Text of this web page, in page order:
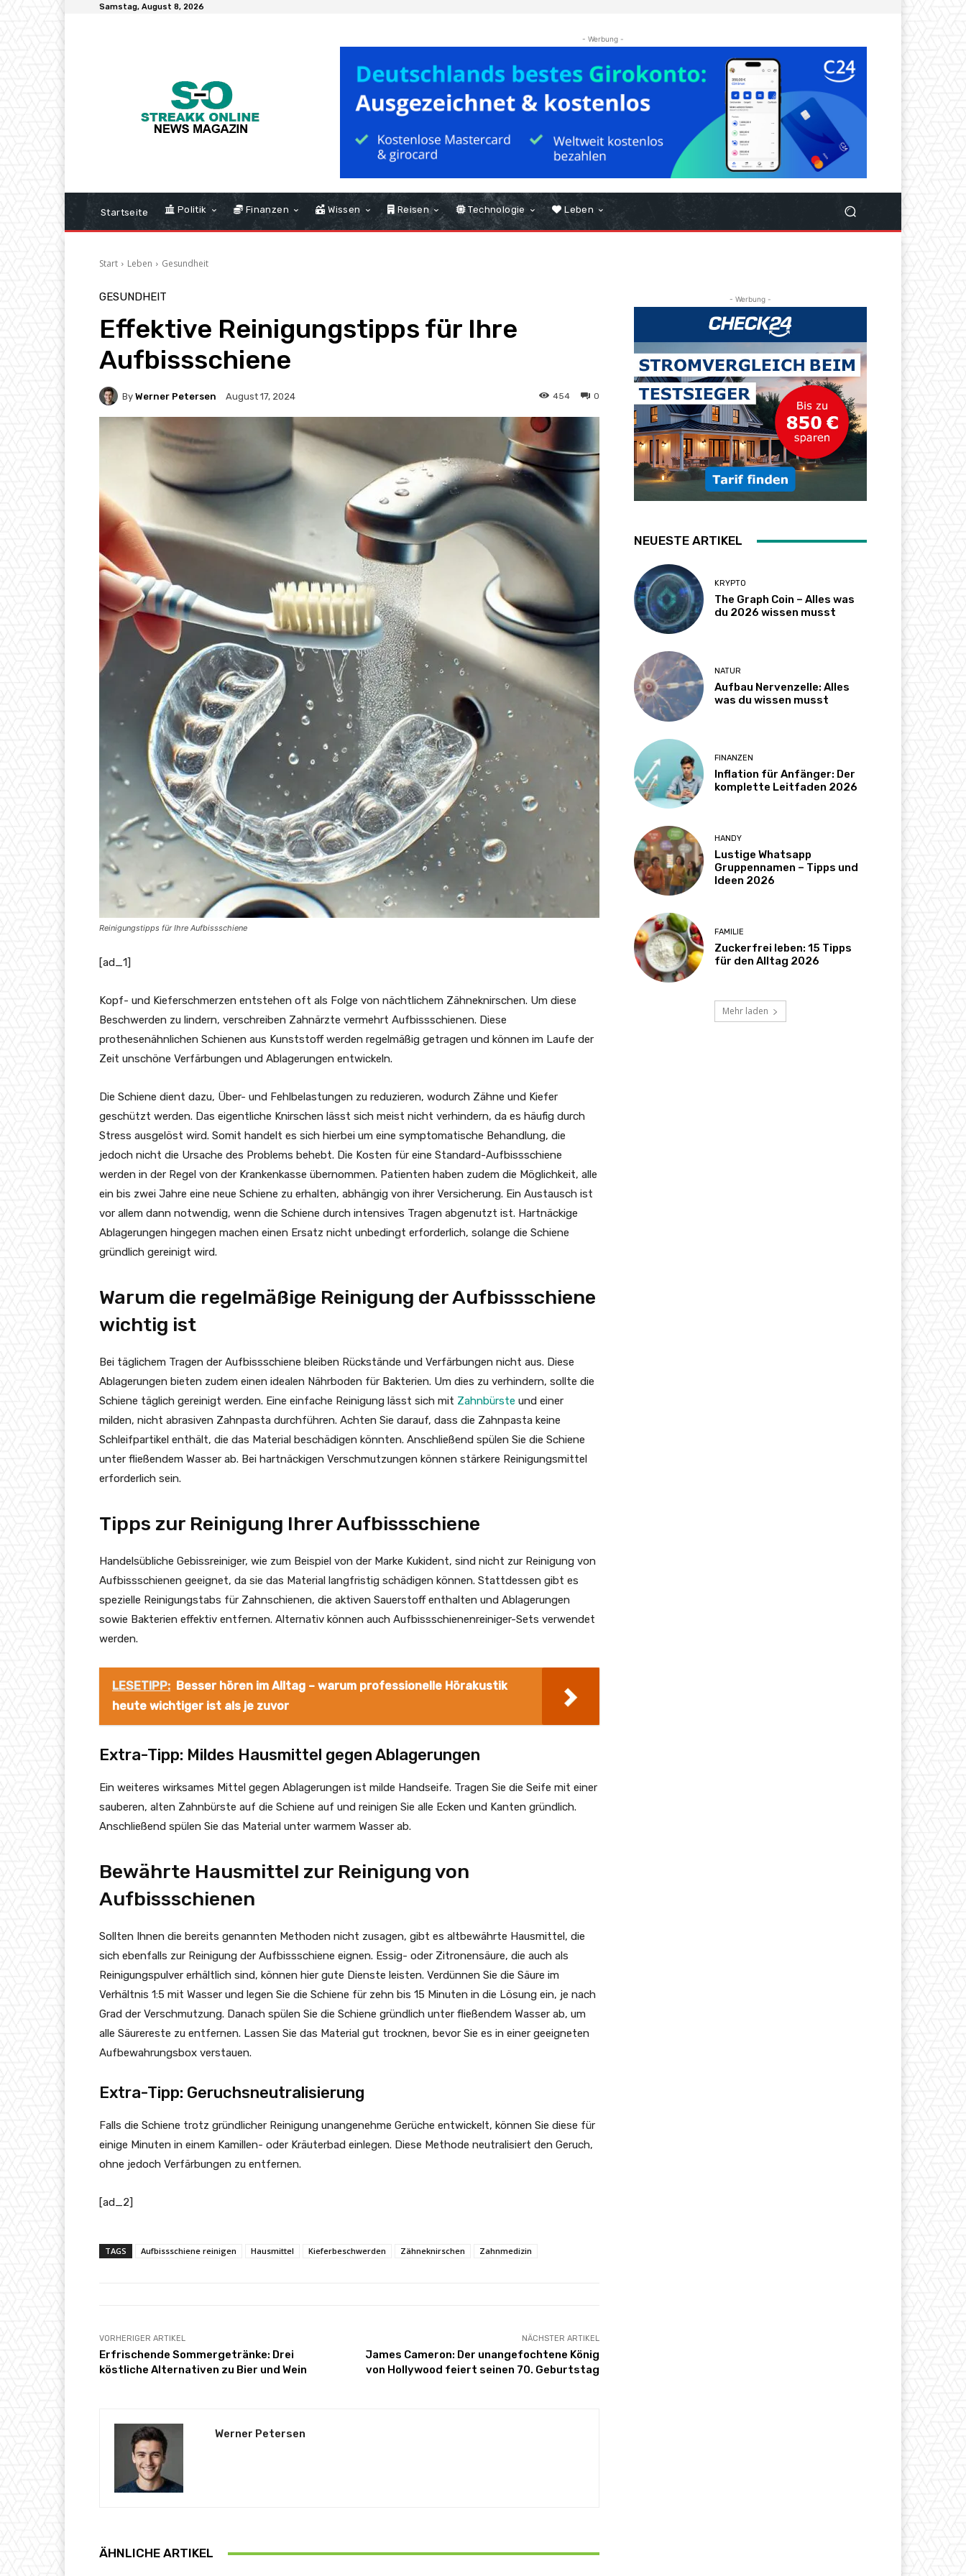
Samstag, August 8, 2026
- Werbung -
Startseite Politik Finanzen Wissen Reisen Technologie Leben
Start Leben Gesundheit
GESUNDHEIT
Effektive Reinigungstipps für Ihre
Aufbissschiene
By Werner Petersen August 17, 2024 0
454
Reinigungstipps für Ihre Aufbissschiene
[ad_1]
Kopf- und Kieferschmerzen entstehen oft als Folge von nächtlichem Zähneknirschen. Um diese
Beschwerden zu lindern, verschreiben Zahnärzte vermehrt Aufbissschienen. Diese
prothesenähnlichen Schienen aus Kunststoff werden regelmäßig getragen und können im Laufe der
Zeit unschöne Verfärbungen und Ablagerungen entwickeln.
Die Schiene dient dazu, Über- und Fehlbelastungen zu reduzieren, wodurch Zähne und Kiefer
geschützt werden. Das eigentliche Knirschen lässt sich meist nicht verhindern, da es häufig durch
Stress ausgelöst wird. Somit handelt es sich hierbei um eine symptomatische Behandlung, die
jedoch nicht die Ursache des Problems behebt. Die Kosten für eine Standard-Aufbissschiene
werden in der Regel von der Krankenkasse übernommen. Patienten haben zudem die Möglichkeit, alle
ein bis zwei Jahre eine neue Schiene zu erhalten, abhängig von ihrer Versicherung. Ein Austausch ist
vor allem dann notwendig, wenn die Schiene durch intensives Tragen abgenutzt ist. Hartnäckige
Ablagerungen hingegen machen einen Ersatz nicht unbedingt erforderlich, solange die Schiene
gründlich gereinigt wird.
Warum die regelmäßige Reinigung der Aufbissschiene
wichtig ist
Bei täglichem Tragen der Aufbissschiene bleiben Rückstände und Verfärbungen nicht aus. Diese
Ablagerungen bieten zudem einen idealen Nährboden für Bakterien. Um dies zu verhindern, sollte die
Schiene täglich gereinigt werden. Eine einfache Reinigung lässt sich mit Zahnbürste und einer
milden, nicht abrasiven Zahnpasta durchführen. Achten Sie darauf, dass die Zahnpasta keine
Schleifpartikel enthält, die das Material beschädigen könnten. Anschließend spülen Sie die Schiene
unter fließendem Wasser ab. Bei hartnäckigen Verschmutzungen können stärkere Reinigungsmittel
erforderlich sein.
Tipps zur Reinigung Ihrer Aufbissschiene
Handelsübliche Gebissreiniger, wie zum Beispiel von der Marke Kukident, sind nicht zur Reinigung von
Aufbissschienen geeignet, da sie das Material langfristig schädigen können. Stattdessen gibt es
spezielle Reinigungstabs für Zahnschienen, die aktiven Sauerstoff enthalten und Ablagerungen
sowie Bakterien effektiv entfernen. Alternativ können auch Aufbissschienenreiniger-Sets verwendet
werden.
LESETIPP: Besser hören im Alltag – warum professionelle Hörakustik
heute wichtiger ist als je zuvor
Extra-Tipp: Mildes Hausmittel gegen Ablagerungen
Ein weiteres wirksames Mittel gegen Ablagerungen ist milde Handseife. Tragen Sie die Seife mit einer
sauberen, alten Zahnbürste auf die Schiene auf und reinigen Sie alle Ecken und Kanten gründlich.
Anschließend spülen Sie das Material unter warmem Wasser ab.
Bewährte Hausmittel zur Reinigung von
Aufbissschienen
Sollten Ihnen die bereits genannten Methoden nicht zusagen, gibt es altbewährte Hausmittel, die
sich ebenfalls zur Reinigung der Aufbissschiene eignen. Essig- oder Zitronensäure, die auch als
Reinigungspulver erhältlich sind, können hier gute Dienste leisten. Verdünnen Sie die Säure im
Verhältnis 1:5 mit Wasser und legen Sie die Schiene für zehn bis 15 Minuten in die Lösung ein, je nach
Grad der Verschmutzung. Danach spülen Sie die Schiene gründlich unter fließendem Wasser ab, um
alle Säurereste zu entfernen. Lassen Sie das Material gut trocknen, bevor Sie es in einer geeigneten
Aufbewahrungsbox verstauen.
Extra-Tipp: Geruchsneutralisierung
Falls die Schiene trotz gründlicher Reinigung unangenehme Gerüche entwickelt, können Sie diese für
einige Minuten in einem Kamillen- oder Kräuterbad einlegen. Diese Methode neutralisiert den Geruch,
ohne jedoch Verfärbungen zu entfernen.
[ad_2]
TAGS Aufbissschiene reinigen Hausmittel Kieferbeschwerden Zähneknirschen Zahnmedizin
VORHERIGER ARTIKEL
Erfrischende Sommergetränke: Drei
köstliche Alternativen zu Bier und Wein
NÄCHSTER ARTIKEL
James Cameron: Der unangefochtene König
von Hollywood feiert seinen 70. Geburtstag
Werner Petersen
ÄHNLICHE ARTIKEL
- Werbung -
NEUESTE ARTIKEL
KRYPTO
The Graph Coin – Alles was
du 2026 wissen musst
NATUR
Aufbau Nervenzelle: Alles
was du wissen musst
FINANZEN
Inflation für Anfänger: Der
komplette Leitfaden 2026
HANDY
Lustige Whatsapp
Gruppennamen – Tipps und
Ideen 2026
FAMILIE
Zuckerfrei leben: 15 Tipps
für den Alltag 2026
Mehr laden